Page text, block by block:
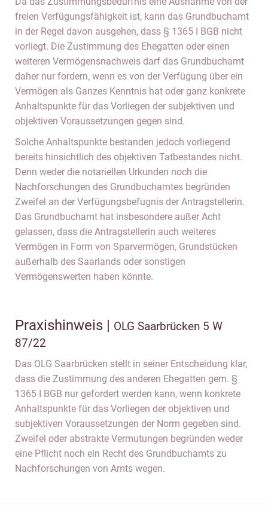
freien Verfügungsfähigkeit ist, kann das Grundbuchamt
in der Regel davon ausgehen, dass § 1365 I BGB nicht
vorliegt. Die Zustimmung des Ehegatten oder einen
weiteren Vermögensnachweis darf das Grundbuchamt
daher nur fordern, wenn es von der Verfügung über ein
Vermögen als Ganzes Kenntnis hat oder ganz konkrete
Anhaltspunkte für das Vorliegen der subjektiven und
objektiven Voraussetzungen gegen sind.
Solche Anhaltspunkte bestanden jedoch vorliegend
bereits hinsichtlich des objektiven Tatbestandes nicht.
Denn weder die notariellen Urkunden noch die
Nachforschungen des Grundbuchamtes begründen
Zweifel an der Verfügungsbefugnis der Antragstellerin.
Das Grundbuchamt hat insbesondere außer Acht
gelassen, dass die Antragstellerin auch weiteres
Vermögen in Form von Sparvermögen, Grundstücken
außerhalb des Saarlands oder sonstigen
Vermögenswerten haben könnte.
Praxishinweis | OLG Saarbrücken 5 W
87/22
Das OLG Saarbrücken stellt in seiner Entscheidung klar,
dass die Zustimmung des anderen Ehegatten gem. §
1365 I BGB nur gefordert werden kann, wenn konkrete
Anhaltspunkte für das Vorliegen der objektiven und
subjektiven Voraussetzungen der Norm gegeben sind.
Zweifel oder abstrakte Vermutungen begründen weder
eine Pflicht noch ein Recht des Grundbuchamts zu
Nachforschungen von Amts wegen.